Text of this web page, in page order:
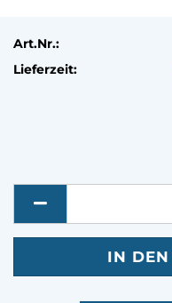
Art.Nr.:
Lieferzeit: